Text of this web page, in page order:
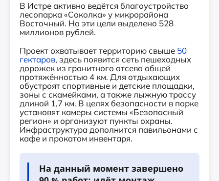
В Истре активно ведётся благоустройство
лесопарка «Соколка» у микрорайона
Восточный. На эти цели выделено 528
миллионов рублей.
Проект охватывает территорию свыше 50
гектаров, здесь появится сеть пешеходных
дорожек из гранитного отсева общей
протяжённостью 4 км. Для отдыхающих
обустроят спортивные и детские площадки,
зоны с скамейками, а также лыжную трассу
длиной 1,7 км. В целях безопасности в парке
установят камеры системы «Безопасный
регион» и организуют пункты охраны.
Инфраструктура дополнится павильонами с
кафе и прокатом инвентаря.
На данный момент завершено